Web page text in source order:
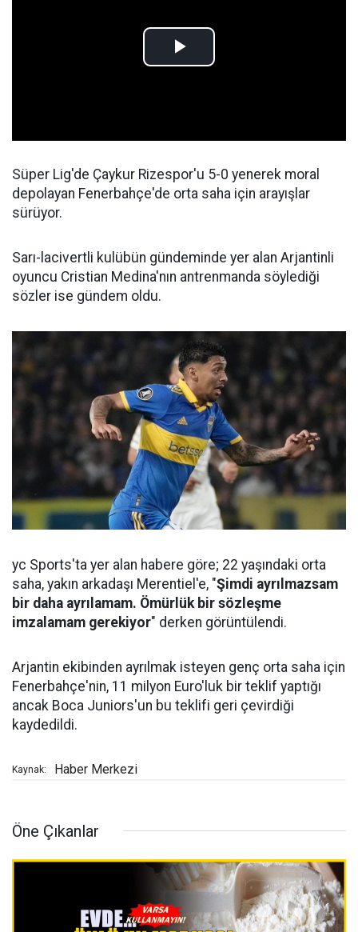
Süper Lig'de Çaykur Rizespor'u 5-0 yenerek moral
depolayan Fenerbahçe'de orta saha için arayışlar
sürüyor.
Sarı-lacivertli kulübün gündeminde yer alan Arjantinli
oyuncu Cristian Medina'nın antrenmanda söylediği
sözler ise gündem oldu.
yc Sports'ta yer alan habere göre; 22 yaşındaki orta
saha, yakın arkadaşı Merentiel'e, "Şimdi ayrılmazsam
bir daha ayrılamam. Ömürlük bir sözleşme
imzalamam gerekiyor" derken görüntülendi.
Arjantin ekibinden ayrılmak isteyen genç orta saha için
Fenerbahçe'nin, 11 milyon Euro'luk bir teklif yaptığı
ancak Boca Juniors'un bu teklifi geri çevirdiği
kaydedildi.
Kaynak: Haber Merkezi
Öne Çıkanlar